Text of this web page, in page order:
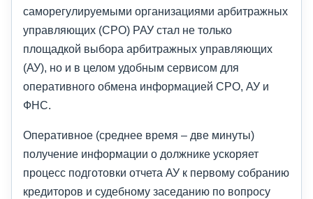
саморегулируемыми организациями арбитражных
управляющих (СРО) РАУ стал не только
площадкой выбора арбитражных управляющих
(АУ), но и в целом удобным сервисом для
оперативного обмена информацией СРО, АУ и
ФНС.
Оперативное (среднее время – две минуты)
получение информации о должнике ускоряет
процесс подготовки отчета АУ к первому собранию
кредиторов и судебному заседанию по вопросу